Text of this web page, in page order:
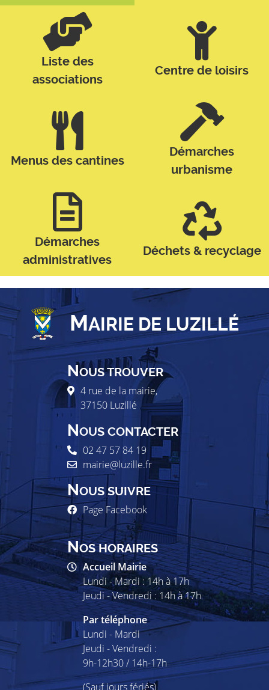
Liste des
associations
Centre de loisirs
Menus des cantines
Démarches
urbanisme
Démarches
administratives
Déchets & recyclage
MAIRIE DE LUZILLÉ
NOUS TROUVER
4 rue de la mairie,
37150 Luzillé
NOUS CONTACTER
02 47 57 84 19
mairie@luzille.fr
NOUS SUIVRE
Page Facebook
NOS HORAIRES
Accueil Mairie
Lundi - Mardi : 14h à 17h
Jeudi - Vendredi : 14h à 17h
Par téléphone
Lundi - Mardi
Jeudi - Vendredi :
9h-12h30 / 14h-17h
(Sauf jours fériés)